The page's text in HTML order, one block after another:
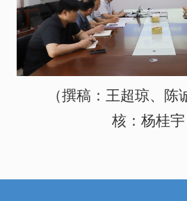
（撰稿：王超琼、陈
核：杨桂宇